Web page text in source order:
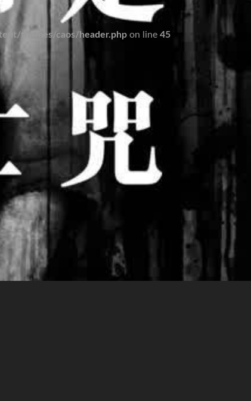
themes/caos/header.php on line 45